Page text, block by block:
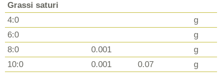
Grassi saturi
4:0
g
6:0
g
8:0
0.001
g
10:0
0.001 0.07
g